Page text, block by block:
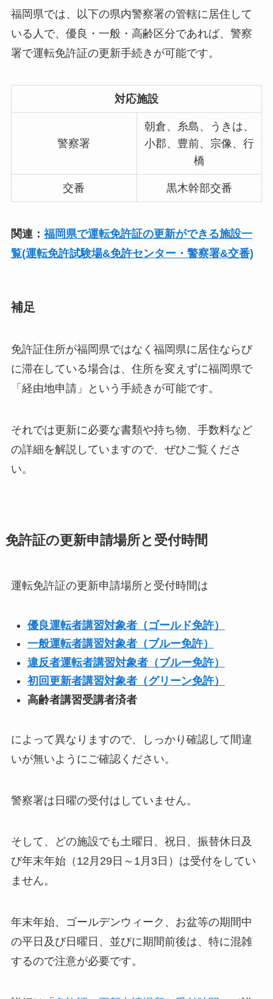
福岡県では、以下の県内警察署の管轄に居住して
いる人で、優良・一般・高齢区分であれば、警察
署で運転免許証の更新手続きが可能です。
対応施設
警察署
朝倉、糸島、うきは、
小郡、豊前、宗像、行
橋
交番 黒木幹部交番
関連： 福岡県で運転免許証の更新ができる施設一
覧(運転免許試験場&免許センター・警察署&交番)
補足
免許証住所が福岡県ではなく福岡県に居住ならび
に滞在している場合は、住所を変えずに福岡県で
「経由地申請」という手続きが可能です。
それでは更新に必要な書類や持ち物、手数料など
の詳細を解説していますので、ぜひご覧くださ
い。
免許証の更新申請場所と受付時間
運転免許証の更新申請場所と受付時間は
優良運転者講習対象者（ゴールド免許）
一般運転者講習対象者（ブルー免許）
違反者運転者講習対象者（ブルー免許）
初回更新者講習対象者（グリーン免許）
高齢者講習受講者済者
によって異なりますので、しっかり確認して間違
いが無いようにご確認ください。
警察署は日曜の受付はしていません。
そして、どの施設でも土曜日、祝日、振替休日及
び年末年始（12月29日～1月3日）は受付をしてい
ません。
年末年始、ゴールデンウィーク、お盆等の期間中
の平日及び日曜日、並びに期間前後は、特に混雑
するので注意が必要です。